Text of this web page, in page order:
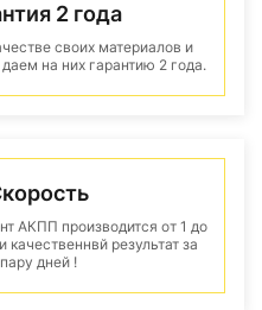
2 года
своих материалов и
на них гарантию 2 года.
АКПП производится от 1 до
результат за
пару дней !